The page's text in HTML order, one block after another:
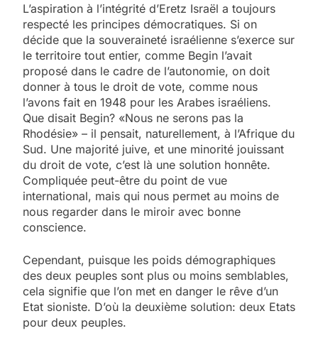
L’aspiration à l’intégrité d’Eretz Israël a toujours
respecté les principes démocratiques. Si on
décide que la souveraineté israélienne s’exerce sur
le territoire tout entier, comme Begin l’avait
proposé dans le cadre de l’autonomie, on doit
donner à tous le droit de vote, comme nous
l’avons fait en 1948 pour les Arabes israéliens.
Que disait Begin? «Nous ne serons pas la
Rhodésie» – il pensait, naturellement, à l’Afrique du
Sud. Une majorité juive, et une minorité jouissant
du droit de vote, c’est là une solution honnête.
Compliquée peut-être du point de vue
international, mais qui nous permet au moins de
nous regarder dans le miroir avec bonne
conscience.
Cependant, puisque les poids démographiques
des deux peuples sont plus ou moins semblables,
cela signifie que l’on met en danger le rêve d’un
Etat sioniste. D’où la deuxième solution: deux Etats
pour deux peuples.